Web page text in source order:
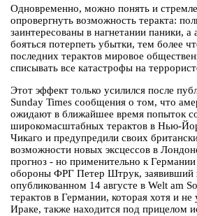
Одновременно, можно понять и
опровергнуть возможность теракта:
заинтересованы в нагнетании паники,
бояться потерпеть убытки, тем более
последних терактов мировое
списывать все катастрофы на
Этот эффект только усилился после
Sunday Times сообщения о том, что
ожидают в ближайшее время попыток
широкомасштабных терактов в Нью-
Чикаго и предупредили своих
возможности новых эксцессов в
прогноз - но применительно к
обороны ФРГ Петер Штрук, заявивший
опубликованном 14 августе в Welt am
терактов в Германии, которая хотя и не
Ираке, также находится под прицелом